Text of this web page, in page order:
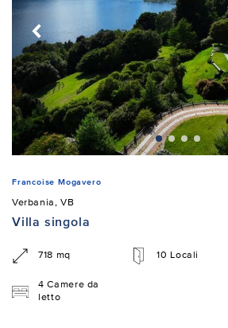
Francoise Mogavero
Verbania, VB
Villa singola
718 mq 10 Locali
4 Camere da
letto